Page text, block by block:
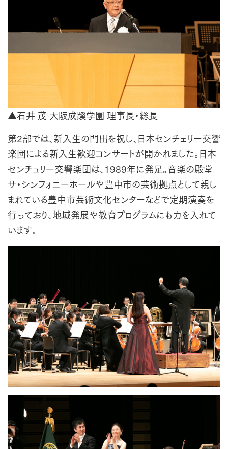
▲石井 茂 大阪成蹊学園 理事長・総長
第2部では、新入生の門出を祝し、日本センチェリー交響
楽団による新入生歓迎コンサートが開かれました。日本
センチュリー交響楽団は、1989年に発足。音楽の殿堂
サ・シンフォニーホールや豊中市の芸術拠点として親し
まれている豊中市芸術文化センターなどで定期演奏を
行っており、地域発展や教育プログラムにも力を入れて
います。